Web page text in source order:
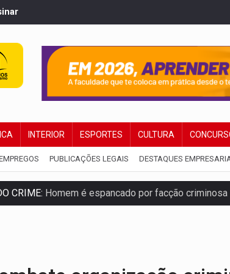
INTERIOR ESPORTES CULTURA
PUBLICAÇÕES LEGAIS DESTAQUES
CRIME: Homem é espancado por facção criminosa
Plantar árvores não será mais suficiente